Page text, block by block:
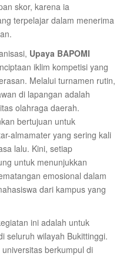
skor, karena ia
terpelajar dalam menerima
Upaya BAPOMI
iklim kompetisi yang
Melalui turnamen rutin,
di lapangan adalah
olahraga daerah.
bertujuan untuk
almamater yang sering kali
lalu. Kini, setiap
untuk menunjukkan
emosional dalam
dari kampus yang
ini adalah untuk
seluruh wilayah Bukittinggi.
berkumpul di